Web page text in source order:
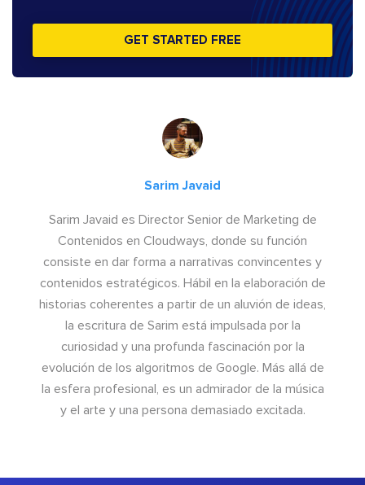
GET STARTED FREE
Sarim Javaid
Sarim Javaid es Director Senior de Marketing de
Contenidos en Cloudways, donde su función
consiste en dar forma a narrativas convincentes y
contenidos estratégicos. Hábil en la elaboración de
historias coherentes a partir de un aluvión de ideas,
la escritura de Sarim está impulsada por la
curiosidad y una profunda fascinación por la
evolución de los algoritmos de Google. Más allá de
la esfera profesional, es un admirador de la música
y el arte y una persona demasiado excitada.